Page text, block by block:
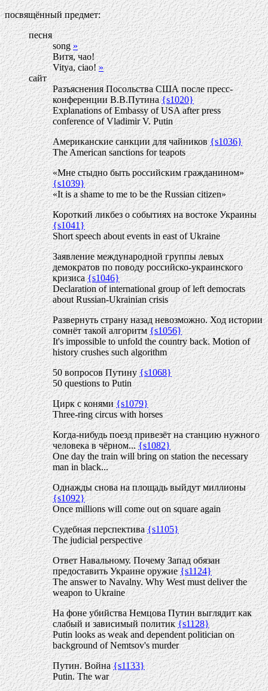
посвящённый предмет:
песня
song»
Витя, чао!
Vitya, ciao!»
сайт
Разъяснения Посольства США после пресс-
конференции В.В.Путина{s1020}
Explanations of Embassy of USA after press
conference of Vladimir V. Putin
Американские санкции для чайников{s1036}
The American sanctions for teapots
«Мне стыдно быть российским гражданином»
{s1039}
«It is a shame to me to be the Russian citizen»
Короткий ликбез о событиях на востоке Украины
{s1041}
Short speech about events in east of Ukraine
Заявление международной группы левых
демократов по поводу российско-украинского
кризиса{s1046}
Declaration of international group of left democrats
about Russian-Ukrainian crisis
Развернуть страну назад невозможно. Ход истории
сомнёт такой алгоритм{s1056}
It's impossible to unfold the country back. Motion of
history crushes such algorithm
50 вопросов Путину{s1068}
50 questions to Putin
Цирк с конями{s1079}
Three-ring circus with horses
Когда-нибудь поезд привезёт на станцию нужного
человека в чёрном...{s1082}
One day the train will bring on station the necessary
man in black...
Однажды снова на площадь выйдут миллионы
{s1092}
Once millions will come out on square again
Судебная перспектива{s1105}
The judicial perspective
Ответ Навальному. Почему Запад обязан
предоставить Украине оружие{s1124}
The answer to Navalny. Why West must deliver the
weapon to Ukraine
На фоне убийства Немцова Путин выглядит как
слабый и зависимый политик{s1128}
Putin looks as weak and dependent politician on
background of Nemtsov's murder
Путин. Война{s1133}
Putin. The war